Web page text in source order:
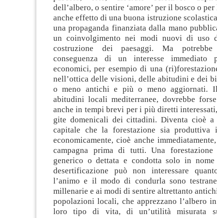
dell’albero, o sentire ‘amore’ per il bosco o
anche effetto di una buona istruzione
una propaganda finanziata dalla mano
un coinvolgimento nei modi nuovi di uso
costruzione dei paesaggi. Ma potrebbe
conseguenza di un interesse immediato
economici, per esempio di una
nell’ottica delle visioni, delle abitudini e dei
o meno antichi e più o meno aggiornati.
abitudini locali mediterranee, dovrebbe
anche in tempi brevi per i più diretti
gite domenicali dei cittadini. Diventa cioè
capitale che la forestazione sia produttiva
economicamente, cioè anche
campagna prima di tutti. Una forestazione
generico o dettata e condotta solo in
desertificazione può non interessare
l’animo e il modo di condurla sono
millenarie e ai modi di sentire altrettanto
popolazioni locali, che apprezzano l’albero
loro tipo di vita, di un’utilità misurata